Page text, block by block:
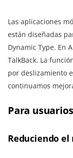
Las aplicaciones
están diseñadas
Dynamic Type. En
TalkBack. La
por deslizamiento
continuamos
Para
Reduciendo